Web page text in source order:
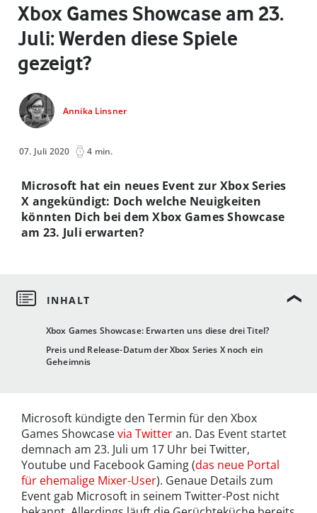
Xbox Games Showcase am 23.
Juli: Werden diese Spiele
gezeigt?
Annika Linsner
07. Juli 2020 4 min.
Xbox Games Showcase: Erwarten uns diese drei Titel?
Preis und Release-Datum der Xbox Series X noch ein
Geheimnis
Microsoft hat ein neues Event zur Xbox Series
X angekündigt: Doch welche Neuigkeiten
könnten Dich bei dem Xbox Games Showcase
am 23. Juli erwarten?
Microsoft kündigte den Termin für den Xbox
Games Showcasevia Twitteran. Das Event startet
demnach am 23. Juli um 17 Uhr bei Twitter,
Youtube und Facebook Gaming (das neue Portal
für ehemalige Mixer-User). Genaue Details zum
Event gab Microsoft in seinem Twitter-Post nicht